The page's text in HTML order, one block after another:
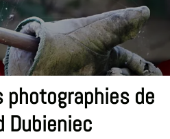
photographies de
Dubieniec